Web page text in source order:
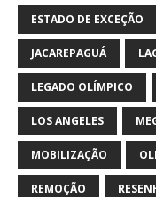
ESTADO DE EXCEÇÃO
JACAREPAGUÁ
LEGADO OLÍMPICO
LOS ANGELES
MOBILIZAÇÃO
REMOÇÃO